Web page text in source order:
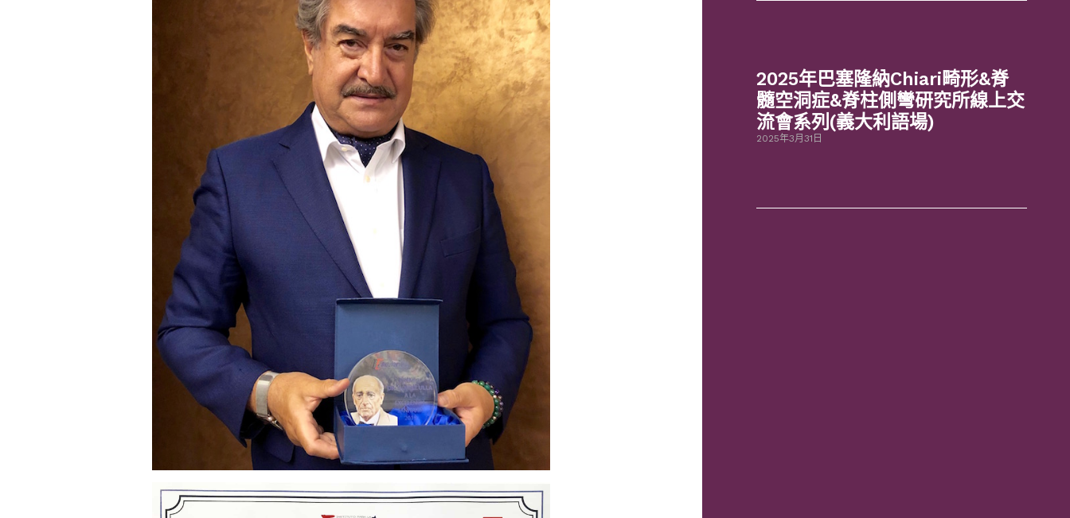
2025年巴塞隆納Chiari畸形&脊
髓空洞症&脊柱側彎研究所線上交
流會系列(義大利語場)
2025年3月31日